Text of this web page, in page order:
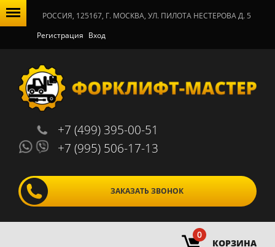
РОССИЯ, 125167, Г. МОСКВА, УЛ. ПИЛОТА НЕСТЕРОВА Д. 5
Регистрация Вход
+7 (499) 395-00-51
+7 (995) 506-17-13
ЗАКАЗАТЬ ЗВОНОК
0
КОРЗИНА